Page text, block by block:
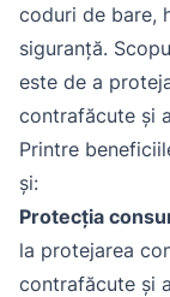
coduri de bare,
siguranță.
este de a
contrafăcute și
Printre
și:
Protecția
la protejarea
contrafăcute și